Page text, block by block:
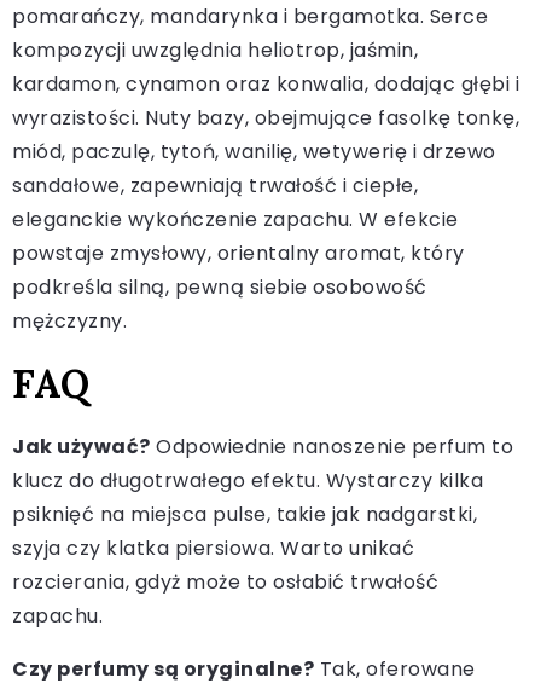
pomarańczy, mandarynka i bergamotka. Serce
kompozycji uwzględnia heliotrop, jaśmin,
kardamon, cynamon oraz konwalia, dodając głębi i
wyrazistości. Nuty bazy, obejmujące fasolkę tonkę,
miód, paczulę, tytoń, wanilię, wetywerię i drzewo
sandałowe, zapewniają trwałość i ciepłe,
eleganckie wykończenie zapachu. W efekcie
powstaje zmysłowy, orientalny aromat, który
podkreśla silną, pewną siebie osobowość
mężczyzny.
FAQ
Jak używać? Odpowiednie nanoszenie perfum to
klucz do długotrwałego efektu. Wystarczy kilka
psiknięć na miejsca pulse, takie jak nadgarstki,
szyja czy klatka piersiowa. Warto unikać
rozcierania, gdyż może to osłabić trwałość
zapachu.
Czy perfumy są oryginalne? Tak, oferowane